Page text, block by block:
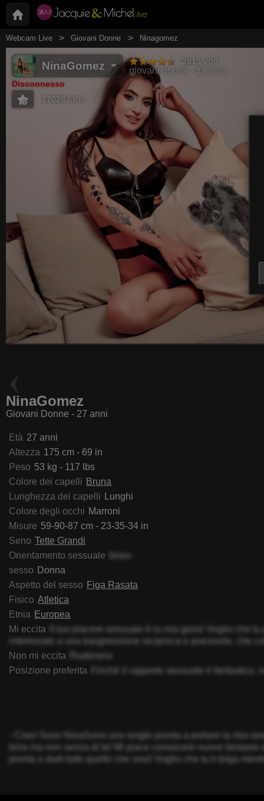
Webcam Live Giovani Donne Ninagomez
NinaGomez 2815 voti
giovani donne
27 anni
Disconnesso
17028 fans
NinaGomez
Giovani Donne - 27 anni
Età 27 anni
Altezza 175 cm - 69 in
Peso 53 kg - 117 lbs
Colore dei capelli Bruna
Lunghezza dei capelli Lunghi
Colore degli occhi Marroni
Misure 59-90-87 cm - 23-35-34 in
Seno Tette Grandi
Orientamento sessuale
bisex
sesso Donna
Aspetto del sesso Figa Rasata
Fisico Atletica
Etnia Europea
Mi eccita
Il tuo piacere sessuale è la mia gioia! Voglio che
interessato a una trasgressione reciproca e piacevole, che
Non mi eccita
Rudeness
Posizione preferita
Finché il rapporto sessuale è fantastico,
- Ciao! Sono NinaSono una single pronta a portare la mia
terra ma non senza di te! Mi piace conoscere nuove
pronta a darti tutto quello che vuoi! Voglio che tu ti tolga